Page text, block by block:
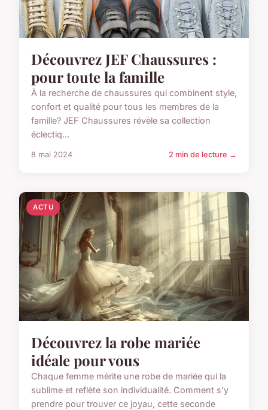
Découvrez JEF Chaussures :
pour toute la famille
À la recherche de chaussures qui combinent style,
confort et qualité pour tous les membres de la
famille? JEF Chaussures révèle sa collection
éclectiq...
8 mai 2024 2 min de lecture →
ACTU
Découvrez la robe mariée
idéale pour vous
Chaque femme mérite une robe de mariée qui la
sublime et reflète son individualité. Comment s'y
prendre pour trouver ce joyau, cette seconde